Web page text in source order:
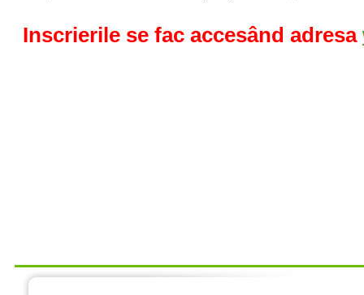
Inscrierile se fac accesând adresa